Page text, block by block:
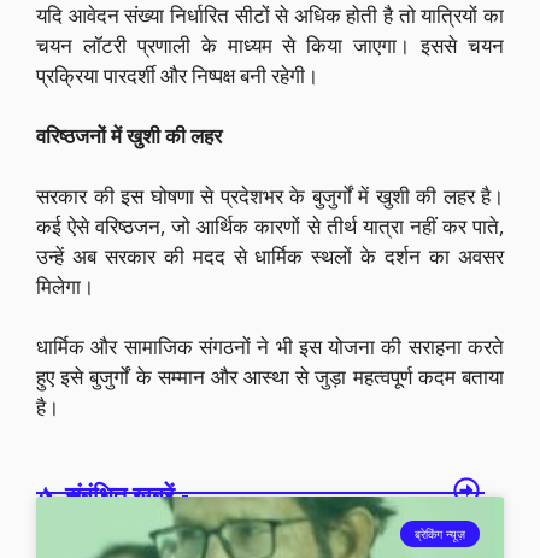
यदि आवेदन संख्या निर्धारित सीटों से अधिक होती है तो यात्रियों का
चयन लॉटरी प्रणाली के माध्यम से किया जाएगा। इससे चयन
प्रक्रिया पारदर्शी और निष्पक्ष बनी रहेगी।
वरिष्ठजनों में खुशी की लहर
सरकार की इस घोषणा से प्रदेशभर के बुजुर्गों में खुशी की लहर है।
कई ऐसे वरिष्ठजन, जो आर्थिक कारणों से तीर्थ यात्रा नहीं कर पाते,
उन्हें अब सरकार की मदद से धार्मिक स्थलों के दर्शन का अवसर
मिलेगा।
धार्मिक और सामाजिक संगठनों ने भी इस योजना की सराहना करते
हुए इसे बुजुर्गों के सम्मान और आस्था से जुड़ा महत्वपूर्ण कदम बताया
है।
संबंधित खबरें -
ब्रेकिंग न्यूज़